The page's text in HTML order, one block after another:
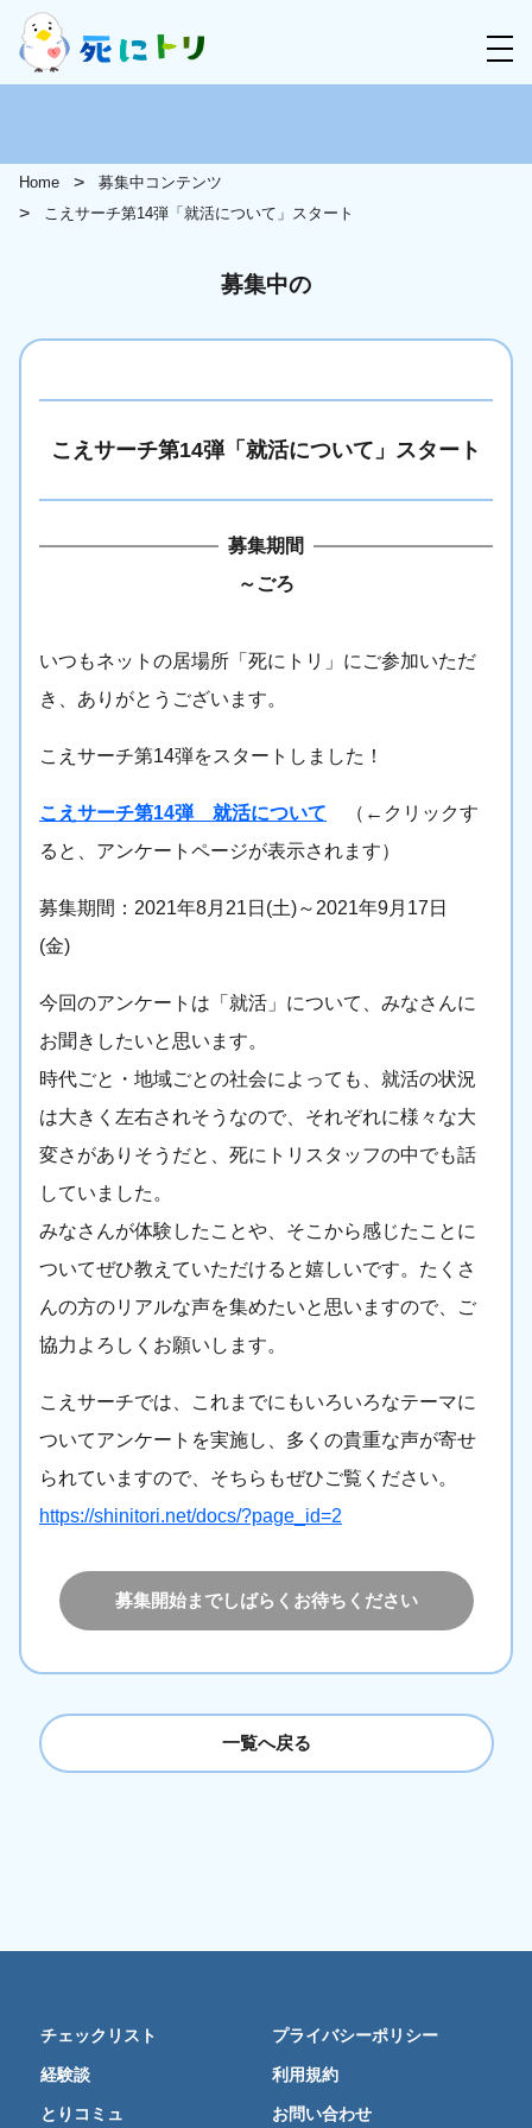
Home
募集中コンテンツ
こえサーチ第14弾「就活について」スタート
募集中の
こえサーチ第14弾「就活について」スタート
募集期間
～ ごろ
いつもネットの居場所「死にトリ」にご参加いただ
き、ありがとうございます。
こえサーチ第14弾をスタートしました！
こえサーチ第14弾 就活について （←クリックす
ると、アンケートページが表示されます）
募集期間：2021年8月21日(土)～2021年9月17日
(金)
今回のアンケートは「就活」について、みなさんに
お聞きしたいと思います。
時代ごと・地域ごとの社会によっても、就活の状況
は大きく左右されそうなので、それぞれに様々な大
変さがありそうだと、死にトリスタッフの中でも話
していました。
みなさんが体験したことや、そこから感じたことに
ついてぜひ教えていただけると嬉しいです。たくさ
んの方のリアルな声を集めたいと思いますので、ご
協力よろしくお願いします。
こえサーチでは、これまでにもいろいろなテーマに
ついてアンケートを実施し、多くの貴重な声が寄せ
られていますので、そちらもぜひご覧ください。
https://shinitori.net/docs/?page_id=2
募集開始までしばらくお待ちください
一覧へ戻る
チェックリスト
経験談
とりコミュ
プライバシーポリシー
利用規約
お問い合わせ